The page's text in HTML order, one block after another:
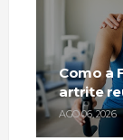
Como a
artrite
AGO 06, 2026